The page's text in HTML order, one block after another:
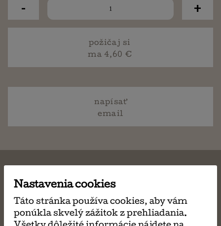
- +
požičaj si
ma 4,60 €
napísať
email
MÔŽE SA VÁM TIEŽ
Nastavenia cookies
Táto stránka používa cookies, aby vám
ponúkla skvelý zážitok z prehliadania.